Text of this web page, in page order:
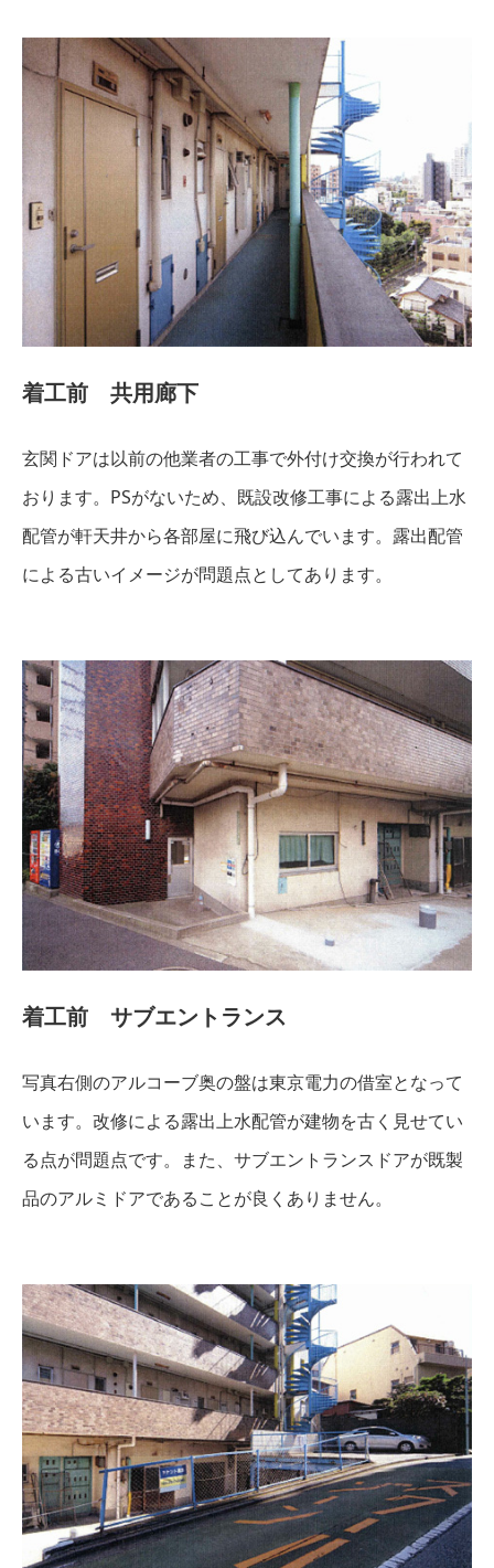
着工前 共用廊下
玄関ドアは以前の他業者の工事で外付け交換が行われて
おります。PSがないため、既設改修工事による露出上水
配管が軒天井から各部屋に飛び込んでいます。露出配管
による古いイメージが問題点としてあります。
着工前 サブエントランス
写真右側のアルコーブ奥の盤は東京電力の借室となって
います。改修による露出上水配管が建物を古く見せてい
る点が問題点です。また、サブエントランスドアが既製
品のアルミドアであることが良くありません。